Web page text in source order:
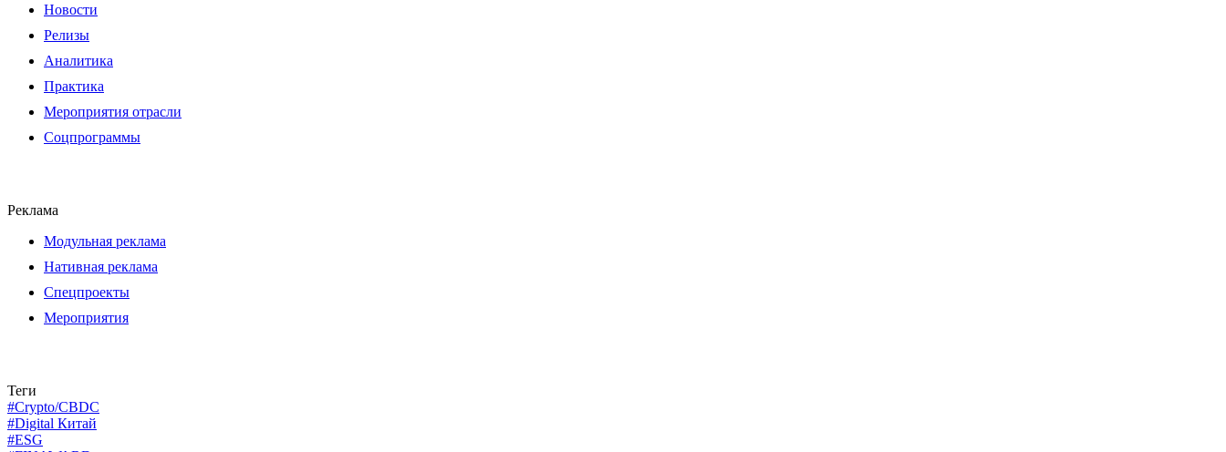
Новости
Релизы
Аналитика
Практика
Мероприятия отрасли
Соцпрограммы
Реклама
Модульная реклама
Нативная реклама
Спецпроекты
Мероприятия
Теги
#Crypto/CBDC
#Digital Китай
#ESG